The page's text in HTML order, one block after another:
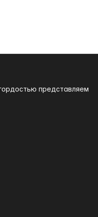
представляем